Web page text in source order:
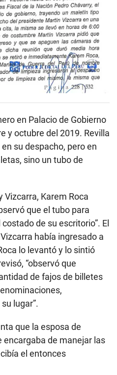
en Palacio de Gobierno
y octubre del 2019. Revilla
su despacho, pero en
sino un tubo de
Vizcarra, Karem Roca
que el tubo para
de su escritorio”. El
había ingresado a
lo levantó y lo sintió
“observó que
de fajos de billetes
lugar”.
que la esposa de
encargaba de manejar las
el entonces